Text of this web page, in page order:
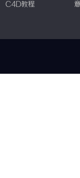
C4D教程